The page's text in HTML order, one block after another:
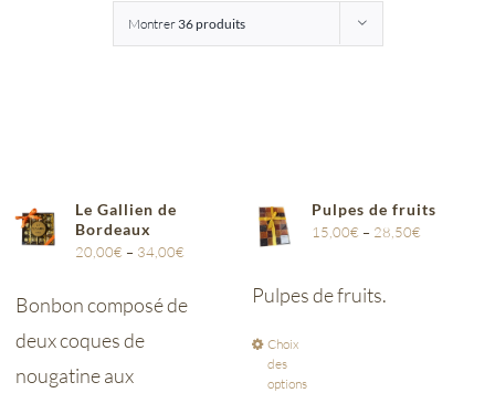
Montrer 36 produits
Le Gallien de
Bordeaux
20,00€ – 34,00€
Bonbon composé de
deux coques de
nougatine aux
Pulpes de fruits
15,00€ – 28,50€
Pulpes de fruits.
Choix
des
options